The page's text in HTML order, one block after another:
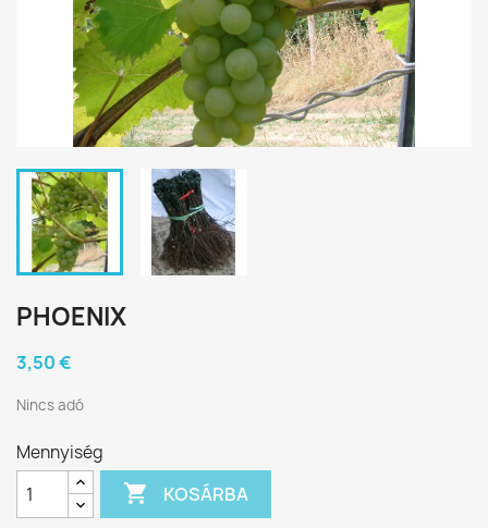
PHOENIX
3,50 €
Nincs adó
Mennyiség
 KOSÁRBA